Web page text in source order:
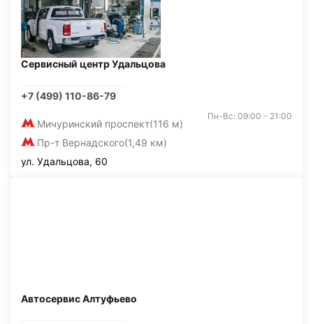
Сервисный центр Удальцова
+7 (499) 110-86-79
Мичуринский проспект(116 м)
Пр-т Вернадского(1,49 км)
Пн-Вс: 09:00 - 21:00
ул. Удальцова, 60
Автосервис Алтуфьево